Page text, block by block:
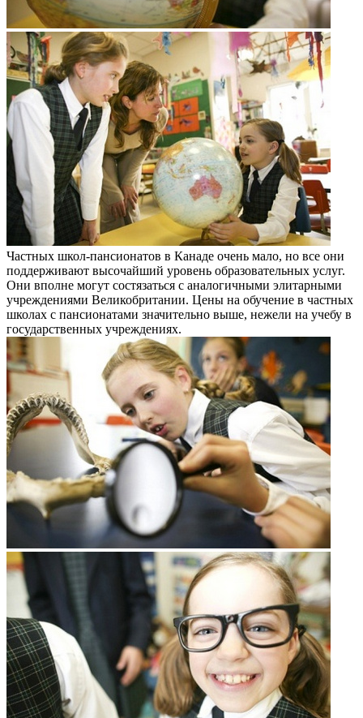
Частных школ-пансионатов в Канаде очень мало, но все они
поддерживают высочайший уровень образовательных услуг.
Они вполне могут состязаться с аналогичными элитарными
учреждениями Великобритании. Цены на обучение в частных
школах с пансионатами значительно выше, нежели на учебу в
государственных учреждениях.